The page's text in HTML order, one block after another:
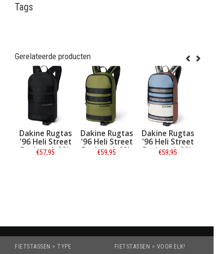
Tags
Gerelateerde producten
Street
22L
Dakine Rugtas
'96 Heli Street
Backpack 22L
Cypress
€59,95
Dakine Rugtas
'96 Heli Street
Backpack 28L
Woods Cove
€59,95
Dakine Rugtas
Educated
Backpack 30L
€69,95
FIETSTASSEN > TYPE FIETSTASSEN > VOOR ELK!